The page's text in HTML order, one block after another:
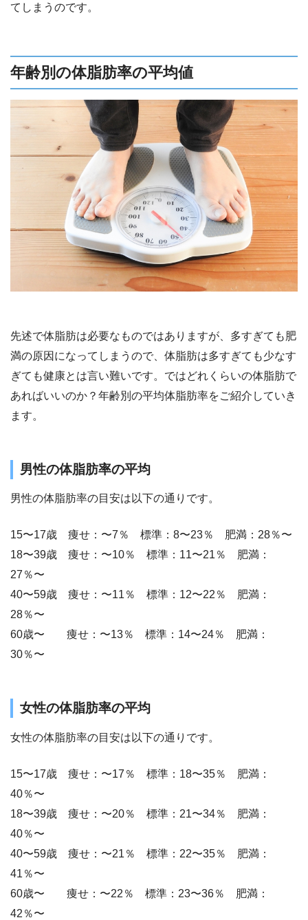
てしまうのです。
年齢別の体脂肪率の平均値
先述で体脂肪は必要なものではありますが、多すぎても肥
満の原因になってしまうので、体脂肪は多すぎても少なす
ぎても健康とは言い難いです。ではどれくらいの体脂肪で
あればいいのか？年齢別の平均体脂肪率をご紹介していき
ます。
男性の体脂肪率の平均
男性の体脂肪率の目安は以下の通りです。
15〜17歳 痩せ：〜7％ 標準：8〜23％ 肥満：28％〜
18〜39歳 痩せ：〜10％ 標準：11〜21％ 肥満：
27％〜
40〜59歳 痩せ：〜11％ 標準：12〜22％ 肥満：
28％〜
60歳〜 痩せ：〜13％ 標準：14〜24％ 肥満：
30％〜
女性の体脂肪率の平均
女性の体脂肪率の目安は以下の通りです。
15〜17歳 痩せ：〜17％ 標準：18〜35％ 肥満：
40％〜
18〜39歳 痩せ：〜20％ 標準：21〜34％ 肥満：
40％〜
40〜59歳 痩せ：〜21％ 標準：22〜35％ 肥満：
41％〜
60歳〜 痩せ：〜22％ 標準：23〜36％ 肥満：
42％〜